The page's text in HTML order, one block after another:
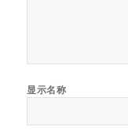
显示名称